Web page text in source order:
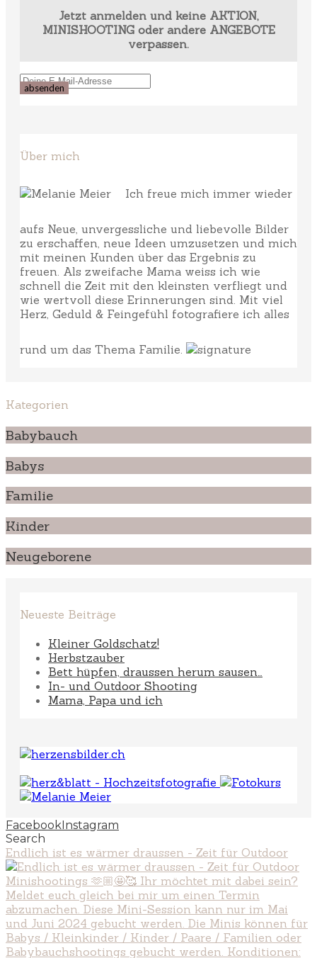
Jetzt anmelden und keine AKTION,
MINISHOOTING oder andere ANGEBOTE
verpassen.
Über mich
Ich freue mich immer wieder
aufs Neue, unvergessliche und liebevolle Bilder
zu erschaffen, neue Ideen umzusetzen und mich
mit meinen Kunden über das Ergebnis zu
freuen. Als zweifache Mama weiss ich wie
schnell die Zeit mit den kleinsten verfliegt und
wie wertvoll diese Erinnerungen sind. Mit viel
Herz, Geduld & Feingefühl fotografiere ich alles
rund um das Thema Familie.
Kategorien
Babybauch
Babys
Familie
Kinder
Neugeborene
Neueste Beiträge
Kleiner Goldschatz!
Herbstzauber
Bett hüpfen, draussen herum sausen…
In- und Outdoor Shooting
Mama, Papa und ich
FacebookInstagram
Search
Endlich ist es wärmer draussen - Zeit für Outdoor